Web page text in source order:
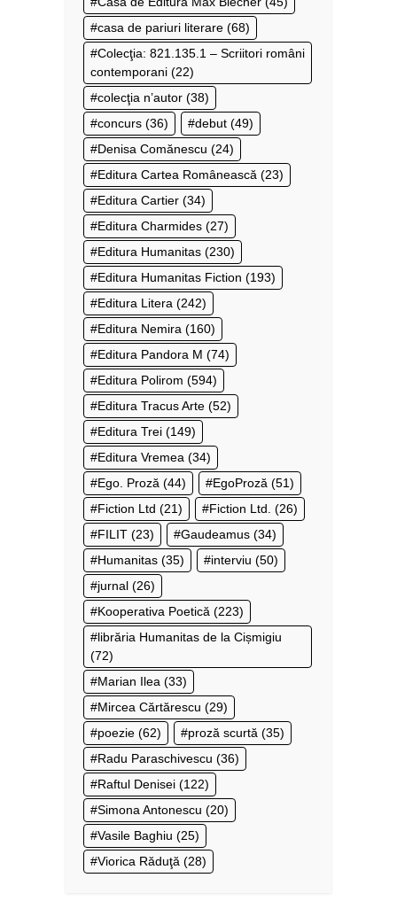
casa de pariuri literare (68)
Colecţia: 821.135.1 – Scriitori români
contemporani (22)
colecţia n’autor (38)
concurs (36) debut (49)
Denisa Comănescu (24)
Editura Cartea Românească (23)
Editura Cartier (34)
Editura Charmides (27)
Editura Humanitas (230)
Editura Humanitas Fiction (193)
Editura Litera (242)
Editura Nemira (160)
Editura Pandora M (74)
Editura Polirom (594)
Editura Tracus Arte (52)
Editura Trei (149)
Editura Vremea (34)
Ego. Proză (44) EgoProză (51)
Fiction Ltd (21) Fiction Ltd. (26)
FILIT (23) Gaudeamus (34)
Humanitas (35) interviu (50)
jurnal (26)
Kooperativa Poetică (223)
librăria Humanitas de la Cișmigiu
(72)
Marian Ilea (33)
Mircea Cărtărescu (29)
poezie (62) proză scurtă (35)
Radu Paraschivescu (36)
Raftul Denisei (122)
Simona Antonescu (20)
Vasile Baghiu (25)
Viorica Răduţă (28)